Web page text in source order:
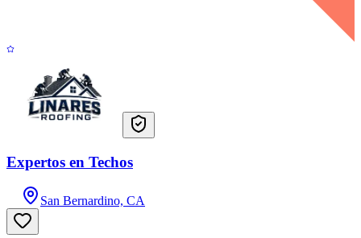
Expertos en Techos
San Bernardino, CA